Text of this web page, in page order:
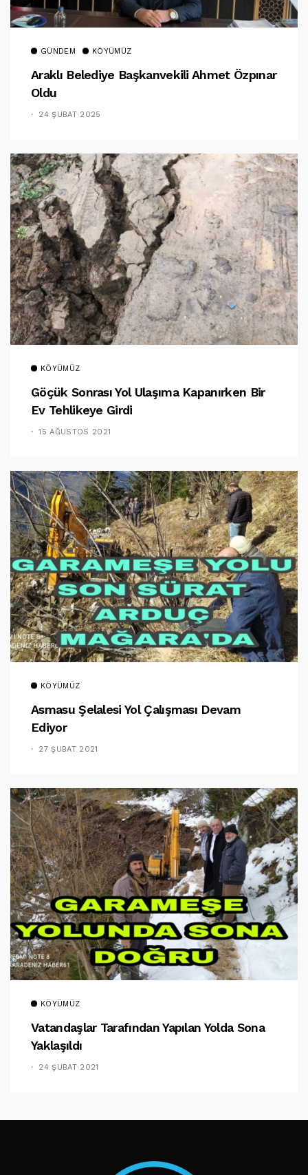
GÜNDEM KÖYÜMÜZ
Araklı Belediye Başkanvekili Ahmet Özpınar
Oldu
24 ŞUBAT 2025
KÖYÜMÜZ
Göçük Sonrası Yol Ulaşıma Kapanırken Bir
Ev Tehlikeye Girdi
15 AĞUSTOS 2021
KÖYÜMÜZ
Asmasu Şelalesi Yol Çalışması Devam
Ediyor
27 ŞUBAT 2021
KÖYÜMÜZ
Vatandaşlar Tarafından Yapılan Yolda Sona
Yaklaşıldı
24 ŞUBAT 2021
TAKIP ET